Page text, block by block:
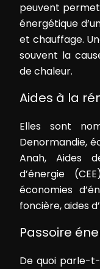
peuvent
énergétique
et chauffage.
souvent la
de chaleur.
Aides à la
Elles sont
Denormandie,
Anah, Aides
d’énergie
économies
foncière, aides
Passoire
De quoi parle-